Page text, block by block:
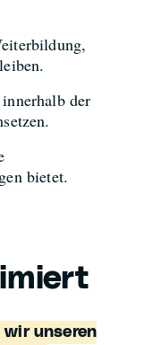
der
bietet.
unseren